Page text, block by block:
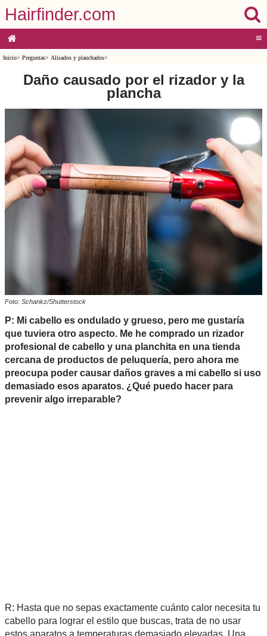
Hairfinder.com
≡
Inicio> Preguntas> Alisados y planchados>
Daño causado por el rizador y la
plancha
Foto: Schankz/Shutterstock
P: Mi cabello es ondulado y grueso, pero me gustaría
que tuviera otro aspecto. Me he comprado un rizador
profesional de cabello y una planchita en una tienda
cercana de productos de peluquería, pero ahora me
preocupa poder causar daños graves a mi cabello si uso
demasiado esos aparatos. ¿Qué puedo hacer para
prevenir algo irreparable?
R: Hasta que no sepas exactamente cuánto calor necesita tu
cabello para lograr el estilo que buscas, trata de no usar
estos aparatos a temperaturas demasiado elevadas. Una